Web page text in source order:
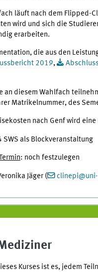
läuft nach dem Flipped-
wird und sich die
erarbeiten.
die aus den
2019,
an diesem Wahlfach
Matrikelnummer, des
nach Genf wird
SWS als Blockveranstaltung
: noch festzulegen
Jäger ( clinepi@
Kurses ist es, jedem